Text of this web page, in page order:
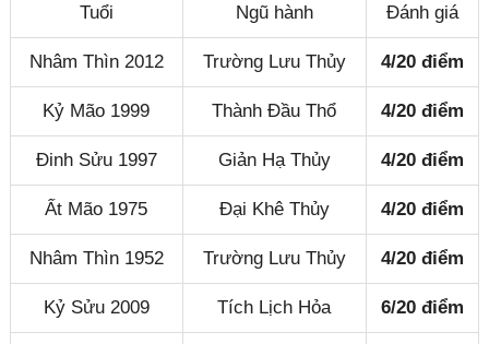
Tuổi Ngũ hành Đánh giá
Nhâm Thìn 2012 Trường Lưu Thủy 4/20 điểm
Kỷ Mão 1999 Thành Đầu Thổ 4/20 điểm
Đinh Sửu 1997 Giản Hạ Thủy 4/20 điểm
Ất Mão 1975 Đại Khê Thủy 4/20 điểm
Nhâm Thìn 1952 Trường Lưu Thủy 4/20 điểm
Kỷ Sửu 2009 Tích Lịch Hỏa 6/20 điểm